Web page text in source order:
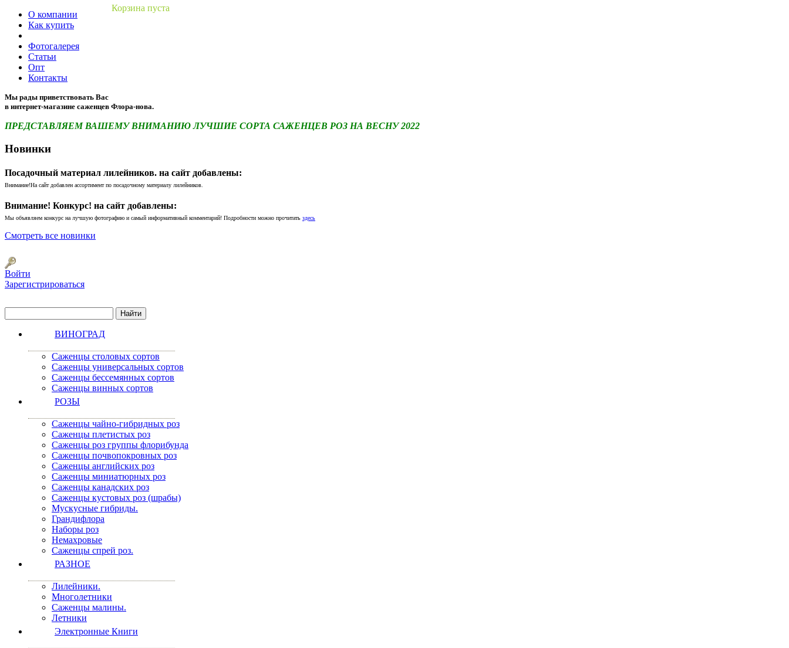
Корзина пуста
О компании
Как купить
Фотогалерея
Статьи
Опт
Контакты
Мы рады приветствовать Вас
в интернет-магазине саженцев Флора-нова.
ПРЕДСТАВЛЯЕМ ВАШЕМУ ВНИМАНИЮ ЛУЧШИЕ СОРТА САЖЕНЦЕВ РОЗ НА ВЕСНУ 2022
Новинки
Посадочный материал лилейников. на сайт добавлены:
Внимание!На сайт добавлен ассортимент по посадочному материалу лилейников.
Внимание! Конкурс! на сайт добавлены:
Мы объявляем конкурс на лучшую фотографию и самый информативный комментарий! Подробности можно прочитать здесь
Смотреть все новинки
Войти
Зарегистрироваться
ВИНОГРАД
Саженцы столовых сортов
Саженцы универсальных сортов
Саженцы бессемянных сортов
Саженцы винных сортов
РОЗЫ
Саженцы чайно-гибридных роз
Саженцы плетистых роз
Саженцы роз группы флорибунда
Саженцы почвопокровных роз
Саженцы английских роз
Саженцы миниатюрных роз
Саженцы канадских роз
Саженцы кустовых роз (шрабы)
Мускусные гибриды.
Грандифлора
Наборы роз
Немахровые
Саженцы спрей роз.
РАЗНОЕ
Лилейники.
Многолетники
Саженцы малины.
Летники
Электронные Книги